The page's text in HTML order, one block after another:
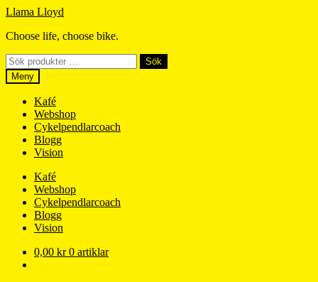
Hoppa
navigering
Hoppa
innehåll
Llama Lloyd
Choose life, choose bike.
Sök
efter:
Sök
Meny
Kafé
Webshop
Cykelpendlarcoach
Blogg
Vision
Kafé
Webshop
Cykelpendlarcoach
Blogg
Vision
0,00 kr 0 artiklar